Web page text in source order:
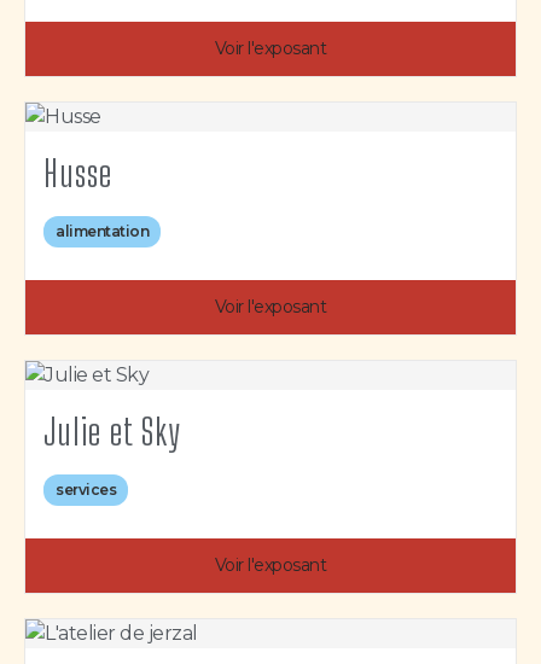
Voir l'exposant
Husse
alimentation
Voir l'exposant
Julie et Sky
services
Voir l'exposant